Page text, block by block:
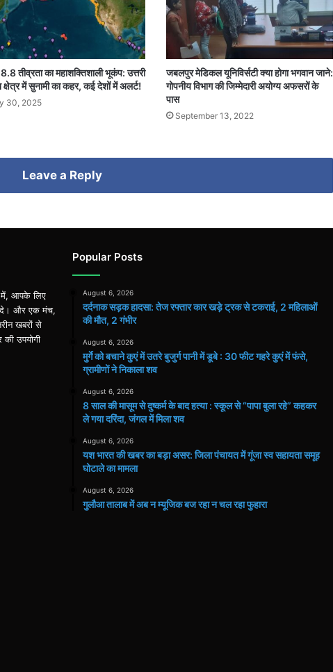
तीव्रता का महाशक्तिशाली भूकंप: उत्तरी
क्षेत्र में सुनामी का कहर, कई देशों में अलर्ट!
30, 2025
जबलपुर मेडिकल यूनिविर्सटी क्या होगा भगवान जाने:
गोपनीय विभाग की जिम्मेदारी अयोग्य अफसरों के
पास
September 13, 2022
Leave a Reply
में, आपके लिए
दे। और एक मंच,
खबरों से
की उपयोगी
Popular Posts
August 6, 2026
दर्दनाक सड़क हादसा: तेज रफ्तार कार खड़े ट्रक से टकराई, 2 महिलाओं
की मौत, 2 गंभीर
August 6, 2026
मुर्गे को बचाने कुएं में उतरे बुजुर्ग पानी में डूबे : 30 फीट गहरे कुएं में फंसे,
ग्रामीणों ने निकाला शव
August 6, 2026
8 साल की मासूम से दुष्कर्म के बाद हत्या : स्कूल से “पापा बुला रहे” कहकर
ले गया दरिंदा, जंगल में मिला शव
August 6, 2026
यश भारत की खबर का बड़ा असर: जिला पंचायत में गूंजा स्व सहायता समूह
घोटाले का मामला
August 6, 2026
गुलौआ तालाब में अब न म्यूजिक बज रहा न चल रहा फुहारा